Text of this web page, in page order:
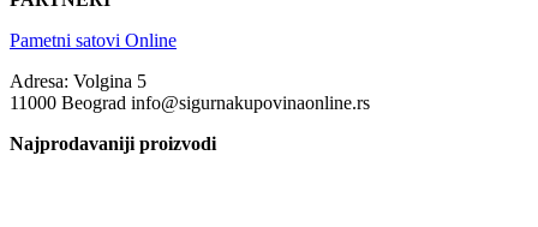
Pametni satovi Online
Adresa: Volgina 5
11000 Beograd info@sigurnakupovinaonline.rs
Najprodavaniji proizvodi